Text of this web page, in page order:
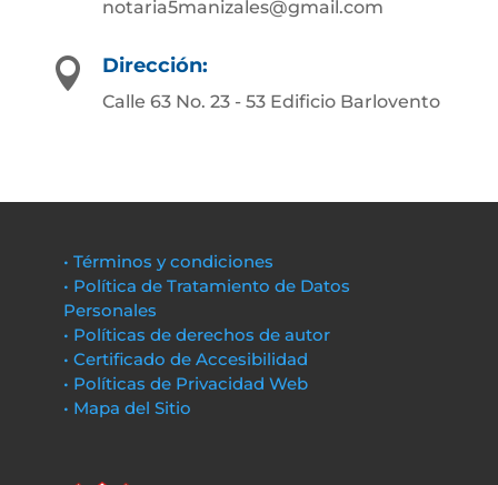
notaria5manizales@gmail.com
 Dirección:
Calle 63 No. 23 - 53 Edificio Barlovento
• Términos y condiciones
• Política de Tratamiento de Datos
Personales
• Políticas de derechos de autor
• Certificado de Accesibilidad
• Políticas de Privacidad Web
• Mapa del Sitio